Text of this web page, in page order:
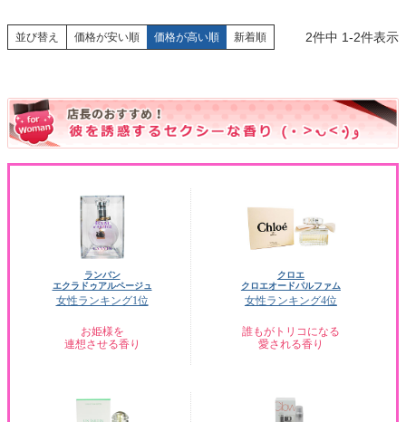
並び替え 価格が安い順 価格が高い順 新着順 2件中 1-2件表示
ランバン
エクラドゥアルページュ
女性ランキング1位
お姫様を
連想させる香り
クロエ
クロエオードパルファム
女性ランキング4位
誰もがトリコになる
愛される香り